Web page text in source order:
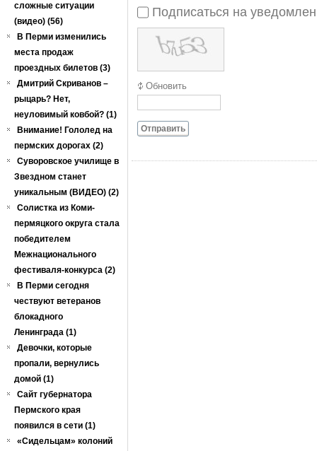
сложные ситуации
(видео) (56)
В Перми изменились
места продаж
проездных билетов (3)
Дмитрий Скриванов –
рыцарь? Нет,
неуловимый ковбой? (1)
Внимание! Гололед на
пермских дорогах (2)
Суворовское училище в
Звездном станет
уникальным (ВИДЕО) (2)
Солистка из Коми-
пермяцкого округа стала
победителем
Межнационального
фестиваля-конкурса (2)
В Перми сегодня
чествуют ветеранов
блокадного
Ленинграда (1)
Девочки, которые
пропали, вернулись
домой (1)
Сайт губернатора
Пермского края
появился в сети (1)
«Сидельцам» колоний
Подписаться на
Обновить
Отправить